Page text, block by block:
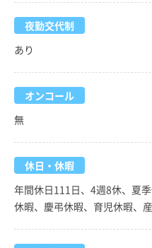
夜勤交代制
あり
オンコール
無
休日・休暇
年間休日111日、4週8休、夏
休暇、慶弔休暇、育児休暇、